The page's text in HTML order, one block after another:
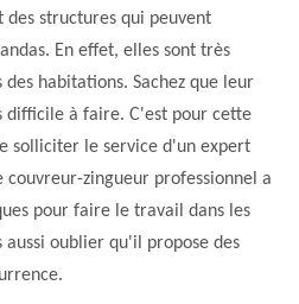
des structures qui peuvent
En effet, elles sont très
habitations. Sachez que leur
difficile à faire. C'est pour cette
solliciter le service d'un expert
couvreur-zingueur professionnel a
pour faire le travail dans les
oublier qu'il propose des